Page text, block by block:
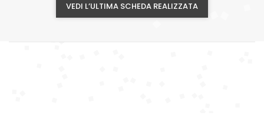
VEDI L’ULTIMA SCHEDA REALIZZATA